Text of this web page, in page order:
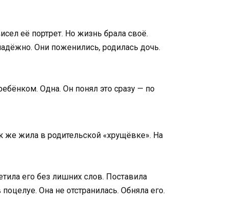
её портрет. Но жизнь брала своё.
Они поженились, родилась дочь.
Одна. Он понял это сразу — по
же жила в родительской «хрущёвке». На
его без лишних слов. Поставила
Она не отстранилась. Обняла его.